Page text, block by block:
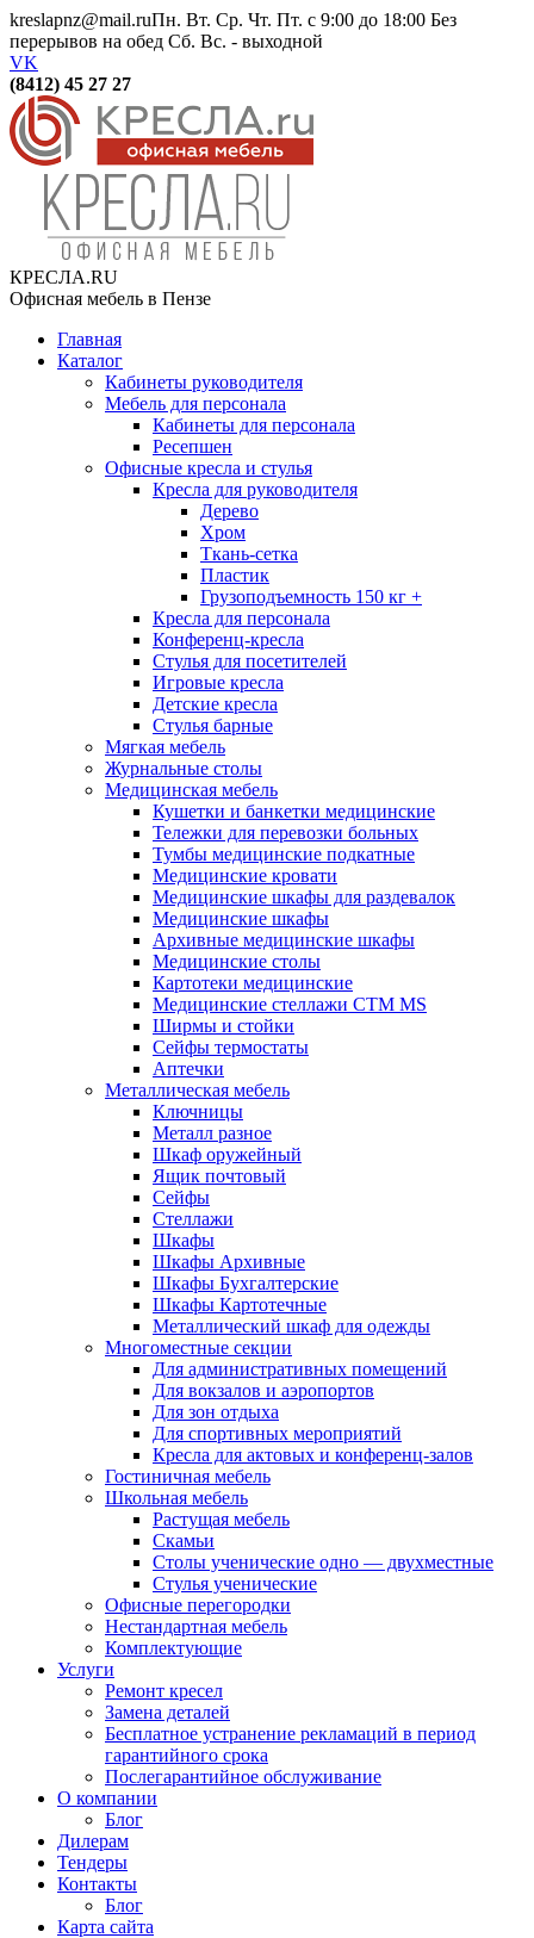
kreslapnz@mail.ruПн. Вт. Ср. Чт. Пт. с 9:00 до 18:00 Без
перерывов на обед Сб. Вс. - выходной
VK
(8412) 45 27 27
КРЕСЛА.RU
Офисная мебель в Пензе
Главная
Каталог
Кабинеты руководителя
Мебель для персонала
Кабинеты для персонала
Ресепшен
Офисные кресла и стулья
Кресла для руководителя
Дерево
Хром
Ткань-сетка
Пластик
Грузоподъемность 150 кг +
Кресла для персонала
Конференц-кресла
Стулья для посетителей
Игровые кресла
Детские кресла
Стулья барные
Мягкая мебель
Журнальные столы
Медицинская мебель
Кушетки и банкетки медицинские
Тележки для перевозки больных
Тумбы медицинские подкатные
Медицинские кровати
Медицинские шкафы для раздевалок
Медицинские шкафы
Архивные медицинские шкафы
Медицинские столы
Картотеки медицинские
Медицинские стеллажи CTM MS
Ширмы и стойки
Сейфы термостаты
Аптечки
Металлическая мебель
Ключницы
Металл разное
Шкаф оружейный
Ящик почтовый
Сейфы
Стеллажи
Шкафы
Шкафы Архивные
Шкафы Бухгалтерские
Шкафы Картотечные
Металлический шкаф для одежды
Многоместные секции
Для административных помещений
Для вокзалов и аэропортов
Для зон отдыха
Для спортивных мероприятий
Кресла для актовых и конференц-залов
Гостиничная мебель
Школьная мебель
Растущая мебель
Скамьи
Столы ученические одно — двухместные
Стулья ученические
Офисные перегородки
Нестандартная мебель
Комплектующие
Услуги
Ремонт кресел
Замена деталей
Бесплатное устранение рекламаций в период
гарантийного срока
Послегарантийное обслуживание
О компании
Блог
Дилерам
Тендеры
Контакты
Блог
Карта сайта